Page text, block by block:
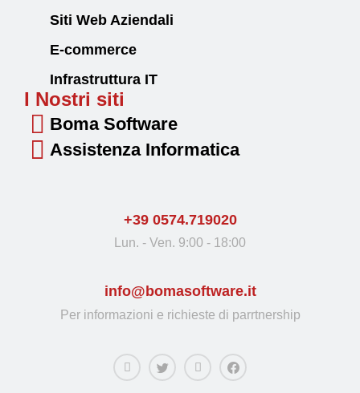
Siti Web Aziendali
E-commerce
Infrastruttura IT
I Nostri siti
Boma Software
Assistenza Informatica
+39 0574.719020
Lun. - Ven. 9:00 - 18:00
info@bomasoftware.it
Per informazioni e richieste di parrtnership